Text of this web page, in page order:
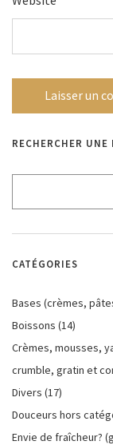
RECHERCHER UNE
CATÉGORIES
Bases (crèmes,
Boissons (14)
Crèmes, mousses,
crumble, gratin et
Divers (17)
Douceurs hors
Envie de fraîcheur?